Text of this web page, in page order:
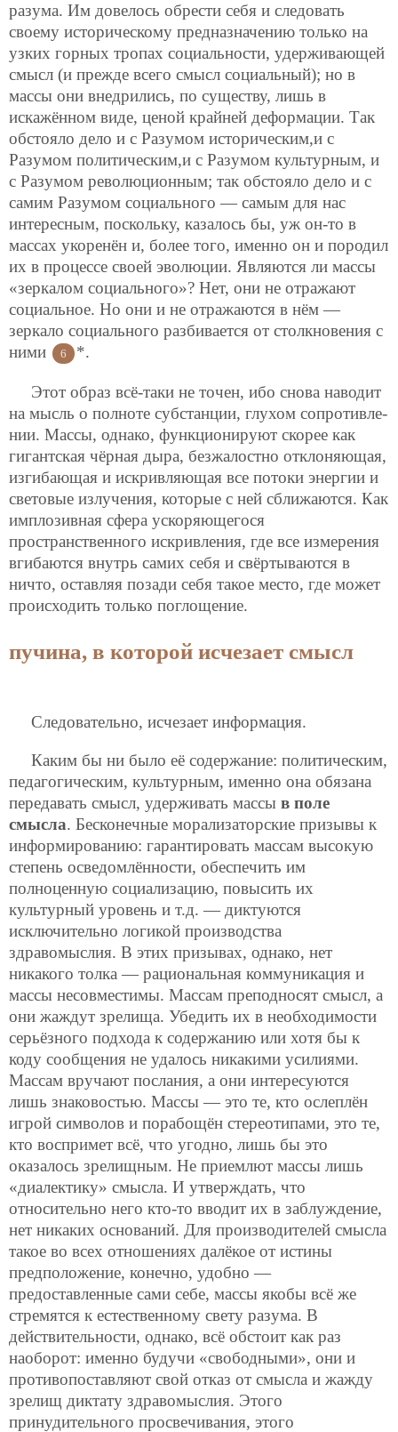
разума. Им довелось обрести себя и следовать
своему историческому предназначению только на
узких горных тропах социальности, удерживающей
смысл (и прежде всего смысл социальный); но в
массы они внедрились, по существу, лишь в
искажённом виде, ценой крайней деформации. Так
обстояло дело и с Разумом историческим,и с
Разумом политическим,и с Разумом культурным, и
с Разумом революционным; так обстояло дело и с
самим Разумом социального — самым для нас
интересным, поскольку, казалось бы, уж он-то в
массах укоренён и, более того, именно он и породил
их в процессе своей эволюции. Являются ли массы
«зеркалом социального»? Нет, они не отражают
социальное. Но они и не отражаются в нём —
зеркало социального разбивается от столкновения с
ними
6 *.
Этот образ всё-таки не точен, ибо снова наводит
на мысль о полноте субстанции, глухом сопротивле-
нии. Массы, однако, функционируют скорее как
гигантская чёрная дыра, безжалостно отклоняющая,
изгибающая и искривляющая все потоки энергии и
световые излучения, которые с ней сближаются. Как
имплозивная сфера ускоряющегося
пространственного искривления, где все измерения
вгибаются внутрь самих себя и свёртываются в
ничто, оставляя позади себя такое место, где может
происходить только поглощение.
пучина, в которой исчезает смысл
Следовательно, исчезает информация.
Каким бы ни было её содержание: политическим,
педагогическим, культурным, именно она обязана
передавать смысл, удерживать массы в поле
смысла. Бесконечные морализаторские призывы к
информированию: гарантировать массам высокую
степень осведомлённости, обеспечить им
полноценную социализацию, повысить их
культурный уровень и т.д. — диктуются
исключительно логикой производства
здравомыслия. В этих призывах, однако, нет
никакого толка — рациональная коммуникация и
массы несовместимы. Массам преподносят смысл, а
они жаждут зрелища. Убедить их в необходимости
серьёзного подхода к содержанию или хотя бы к
коду сообщения не удалось никакими усилиями.
Массам вручают послания, а они интересуются
лишь знаковостью. Массы — это те, кто ослеплён
игрой символов и порабощён стереотипами, это те,
кто воспримет всё, что угодно, лишь бы это
оказалось зрелищным. Не приемлют массы лишь
«диалектику» смысла. И утверждать, что
относительно него кто-то вводит их в заблуждение,
нет никаких оснований. Для производителей смысла
такое во всех отношениях далёкое от истины
предположение, конечно, удобно —
предоставленные сами себе, массы якобы всё же
стремятся к естественному свету разума. В
действительности, однако, всё обстоит как раз
наоборот: именно будучи «свободными», они и
противопоставляют свой отказ от смысла и жажду
зрелищ диктату здравомыслия. Этого
принудительного просвечивания, этого